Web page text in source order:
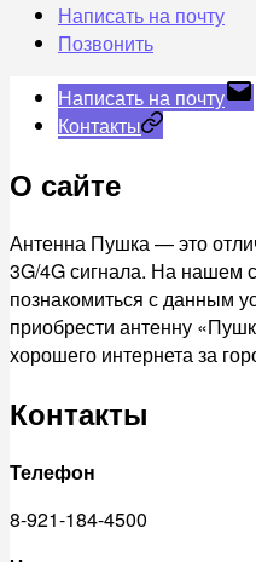
Написать на почту
Позвонить
Написать на почту
Контакты
О сайте
Антенна Пушка — это
3G/4G сигнала. На нашем
познакомиться с данным
приобрести антенну
хорошего интернета за
Контакты
Телефон
8-921-184-4500